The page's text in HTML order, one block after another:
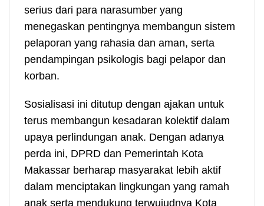
serius dari para narasumber yang
menegaskan pentingnya membangun sistem
pelaporan yang rahasia dan aman, serta
pendampingan psikologis bagi pelapor dan
korban.
Sosialisasi ini ditutup dengan ajakan untuk
terus membangun kesadaran kolektif dalam
upaya perlindungan anak. Dengan adanya
perda ini, DPRD dan Pemerintah Kota
Makassar berharap masyarakat lebih aktif
dalam menciptakan lingkungan yang ramah
anak serta mendukung terwujudnya Kota